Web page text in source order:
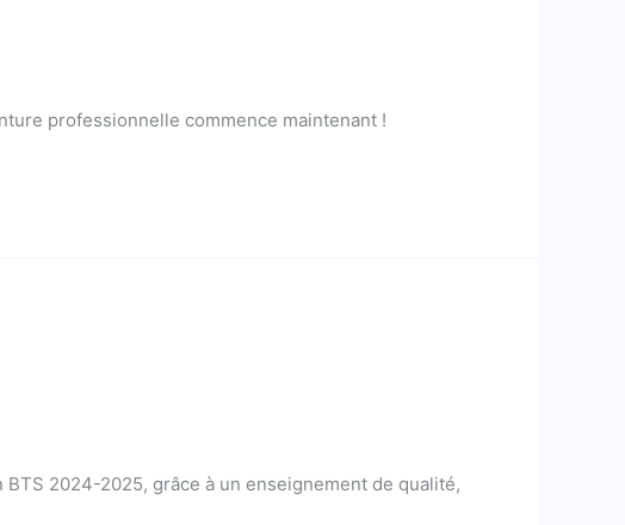
professionnelle commence maintenant !
BTS 2024-2025, grâce à un enseignement de qualité,